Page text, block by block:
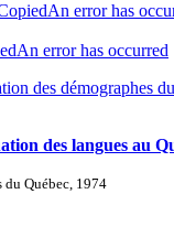
An error has
An error has occurred
des démographes
des langues au
du Québec, 1974